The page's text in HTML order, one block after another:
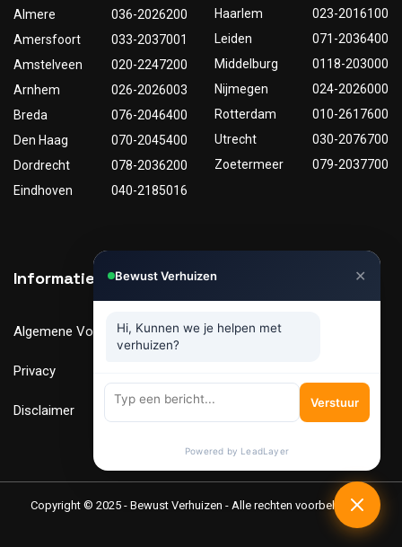
Almere
036-2026200
Amersfoort
033-2037001
Amstelveen
020-2247200
Arnhem
026-2026003
Breda
076-2046400
Den Haag
070-2045400
Dordrecht
078-2036200
Eindhoven
040-2185016
Haarlem
023-2016100
Leiden
071-2036400
Middelburg
0118-203000
Nijmegen
024-2026000
Rotterdam
010-2617600
Utrecht
030-2076700
Zoetermeer
079-2037700
Informatie
Algemene Voorwaarden
Privacy
Disclaimer
Nuttige links
Tarieven
Copyright © 2025 - Bewust Verhuizen - Alle rechten voorbehouden
Bewust Verhuizen ✕
Hi, Kunnen we je helpen met
verhuizen?
Verstuur
Powered by LeadLayer